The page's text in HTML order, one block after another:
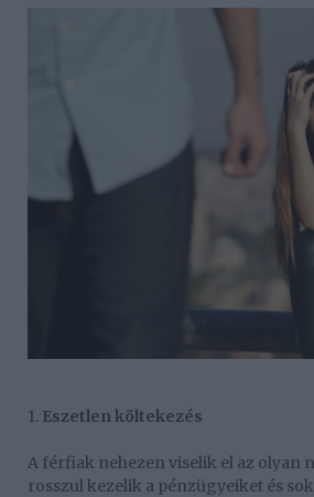
1. Eszetlen költekezés
A férfiak nehezen viselik el az olyan
rosszul kezelik a pénzügyeiket és